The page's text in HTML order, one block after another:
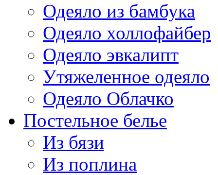
Одеяло из бамбука
Одеяло холлофайбер
Одеяло эвкалипт
Утяжеленное одеяло
Одеяло Облачко
Постельное белье
Из бязи
Из поплина